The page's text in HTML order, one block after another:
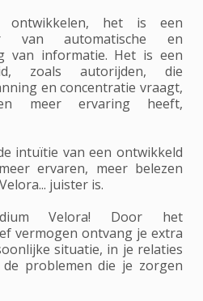
het is een
van automatische en
van informatie. Het is een
zoals autorijden, die
en concentratie vraagt,
meer ervaring heeft,
intuïtie van een ontwikkeld
ervaren, meer belezen
juister is.
Velora! Door het
vermogen ontvang je extra
situatie, in je relaties
problemen die je zorgen